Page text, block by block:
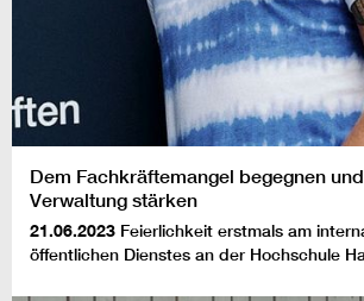
Dem Fachkräftemangel begegnen
Verwaltung stärken
21.06.2023 Feierlichkeit erstmals am
öffentlichen Dienstes an der Hochschule